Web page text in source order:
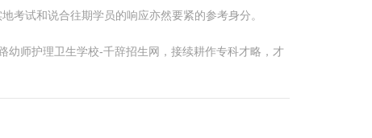
考试和说合往期学员的响应亦然要紧的参考身分。
幼师护理卫生学校-千辞招生网，接续耕作专科才略，才